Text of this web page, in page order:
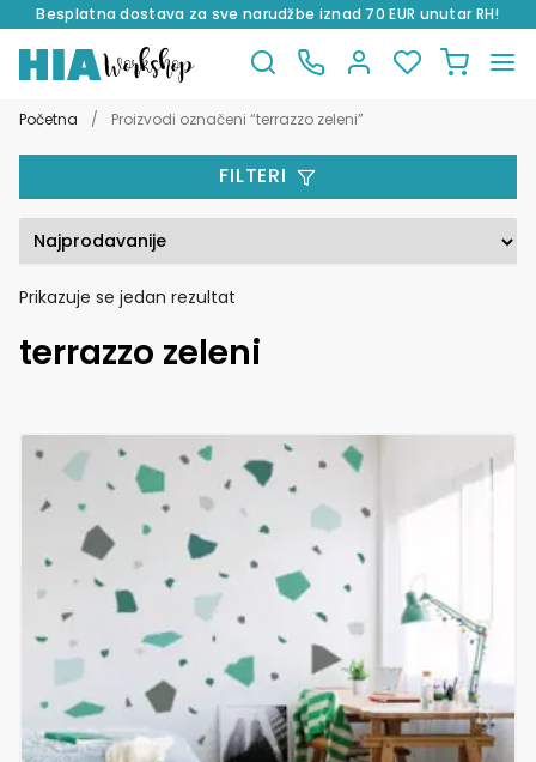
Besplatna dostava za sve narudžbe iznad 70 EUR unutar RH!
na
do
Početna / Proizvodi označeni “terrazzo zeleni”
Prikazuje se jedan rezultat
terrazzo zeleni
Ovaj
proizvod
ima
varijanti.
Opcije
mogu
odabrati
stranici
proizvoda
FILTERI